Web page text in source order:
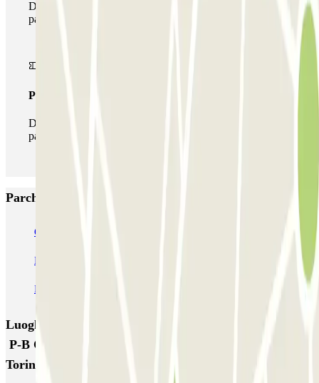
Durante il tuo soggiorno potrai usufruire dell'intera rete di
parcheggi disponibili su Parclick.
Pass illlimitato
Durante il tuo soggiorno potrai entrare e uscire dal
parcheggio tutte le volte che vorrai.
Parcheggi più popolari a Torino
Garage Autopalazzo
Italian Parking - Shuttle - Aeroporto di Torino Caselle - Scoperto
Italian Parking - Shuttle - Aeroporto di Torino Caselle - Coperto
Luoghi ed eventi che potrebbero interessarti vicino a
P-B Comfort - Parcheggio Ufficiale Aeroporto di
Torino